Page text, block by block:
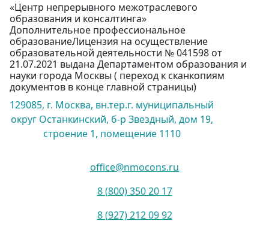
«Центр непрерывного межотраслевого
образования и консалтинга»
Дополнительное профессиональное
образованиеЛицензия на осуществление
образовательной деятельности № 041598 от
21.07.2021 выдана Департаментом образования и
науки города Москвы ( переход к сканкопиям
документов в конце главной страницы)
129085, г. Москва, вн.тер.г. муниципальный
округ Останкинский, б-р Звездный, дом 19,
строение 1, помещение 1110
office@nmocons.ru
8 (800) 350 20 17
8 (927) 212 09 92